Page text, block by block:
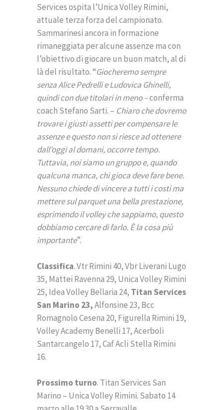
Services ospita l’Unica Volley Rimini,
attuale terza forza del campionato.
Sammarinesi ancora in formazione
rimaneggiata per alcune assenze ma con
l’obiettivo di giocare un buon match, al di
là del risultato. “Giocheremo sempre
senza Alice Pedrelli e Ludovica Ghinelli,
quindi con due titolari in meno –conferma
coach Stefano Sarti. – Chiaro che dovremo
trovare i giusti assetti per compensare le
assenze e questo non si riesce ad ottenere
dall’oggi al domani, occorre tempo.
Tuttavia, noi siamo un gruppo e, quando
qualcuna manca, chi gioca deve fare bene.
Nessuno chiede di vincere a tutti i costi ma
mettere sul parquet una bella prestazione,
esprimendo il volley che sappiamo, questo
dobbiamo cercare di farlo. È la cosa più
importante”.
Classifica. Vtr Rimini 40, Vbr Liverani Lugo
35, Mattei Ravenna 29, Unica Volley Rimini
25, Idea Volley Bellaria 24, Titan Services
San Marino 23,Alfonsine 23, Bcc
Romagnolo Cesena 20, Figurella Rimini 19,
Volley Academy Benelli 17, Acerboli
Santarcangelo 17, Caf Acli Stella Rimini
16.
Prossimo turno. Titan Services San
Marino – Unica Volley Rimini. Sabato 14